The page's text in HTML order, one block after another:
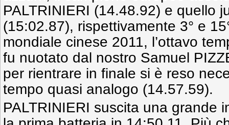
PALTRINIERI (14.48.92) e quello
(15:02.87), rispettivamente 3° e
mondiale cinese 2011, l’ottavo
fu nuotato dal nostro Samuel
per rientrare in finale si è reso
tempo quasi analogo (14.57.59).
PALTRINIERI suscita una grande